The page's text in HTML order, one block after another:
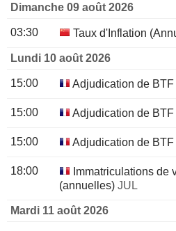
Dimanche 09 août 2026
03:30 Taux d'Inflation
Lundi 10 août 2026
15:00 Adjudication de
15:00 Adjudication de BTF
15:00 Adjudication de BTF
18:00
Immatriculations de
(annuelles) JUL
Mardi 11 août 2026